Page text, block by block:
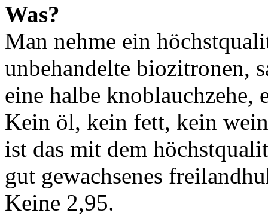
Was?
Man nehme ein
unbehandelte biozitronen,
eine halbe knoblauchzehe,
Kein öl, kein fett, kein
ist das mit dem
gut gewachsenes
Keine 2,95.